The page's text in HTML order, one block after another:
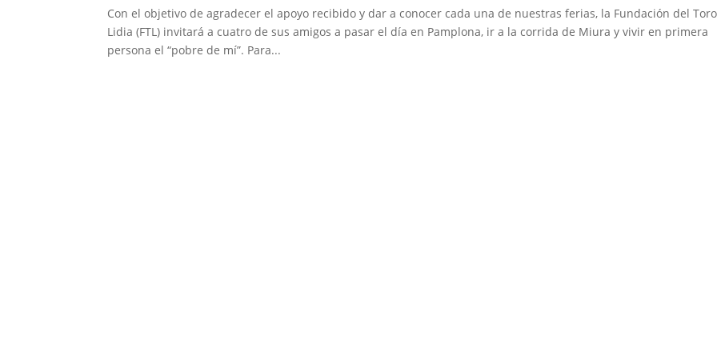
Con el objetivo de agradecer el apoyo recibido y dar a conocer cada una de nuestras ferias, la Fundación del
Lidia (FTL) invitará a cuatro de sus amigos a pasar el día en Pamplona, ir a la corrida de Miura y vivir en primera
persona el “pobre de mí”. Para...